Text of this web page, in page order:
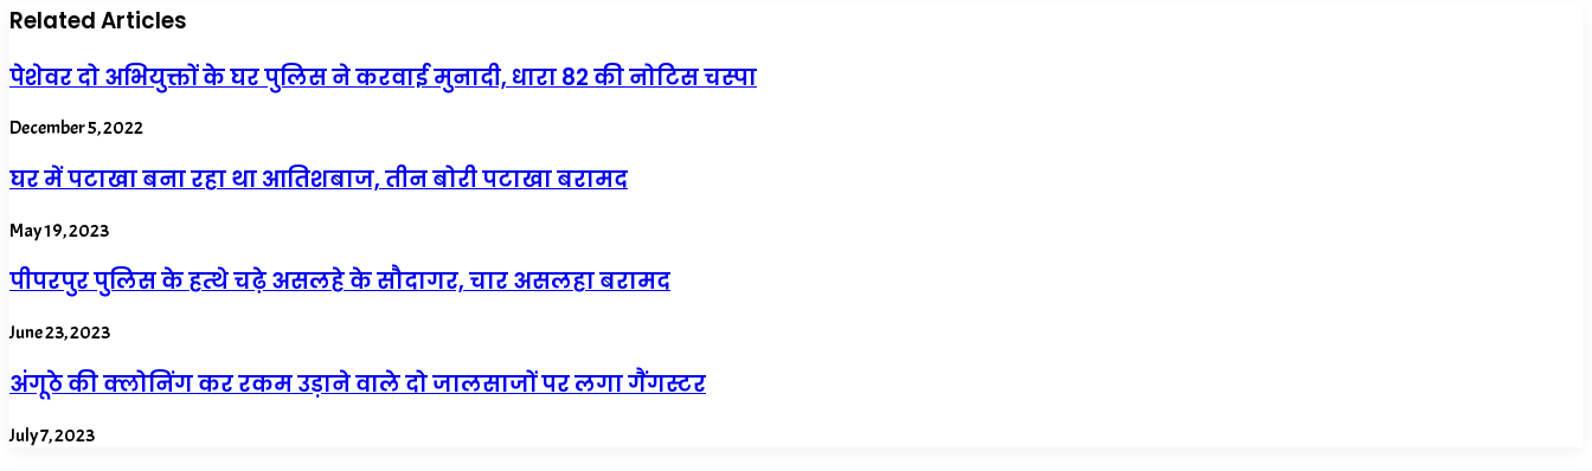
Related Articles
पेशेवर दो अभियुक्तों के घर पुलिस ने करवाई मुनादी, धारा 82 की नोटिस चस्पा
December 5, 2022
घर में पटाखा बना रहा था आतिशबाज, तीन बोरी पटाखा बरामद
May 19, 2023
पीपरपुर पुलिस के हत्थे चढ़े असलहे के सौदागर, चार असलहा बरामद
June 23, 2023
अंगूठे की क्लोनिंग कर रकम उड़ाने वाले दो जालसाजों पर लगा गैंगस्टर
July 7, 2023